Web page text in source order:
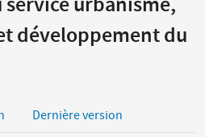
développement du
Dernière version